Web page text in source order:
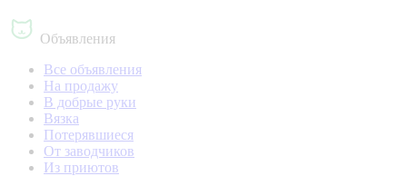
Объявления
Все объявления
На продажу
В добрые руки
Вязка
Потерявшиеся
От заводчиков
Из приютов